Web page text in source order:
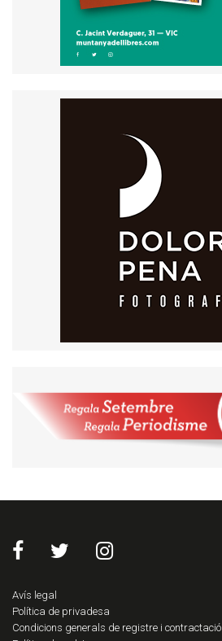
Avís legal
Política de privadesa
Condicions generals de registre i contractació